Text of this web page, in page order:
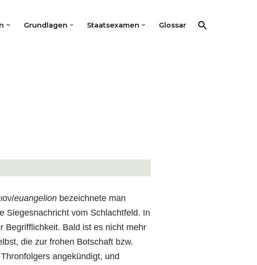
Grundlagen Staatsexamen Glossar
euangelion bezeichnete man
Siegesnachricht vom Schlachtfeld. In
Begrifflichkeit. Bald ist es nicht mehr
die zur frohen Botschaft bzw.
angekündigt, und